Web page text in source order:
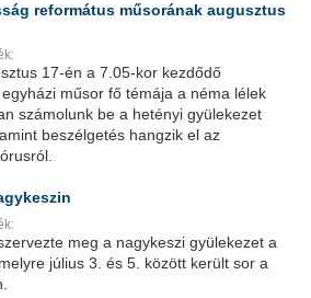
református műsorának augusztus
17-én a 7.05-kor kezdődő
műsor fő témája a néma lélek
számolunk be a hetényi gyülekezet
beszélgetés hangzik el az
meg a nagykeszi gyülekezet a
július 3. és 5. között került sor a